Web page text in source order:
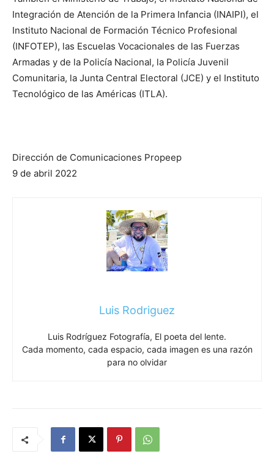
Integración de Atención de la Primera Infancia (INAIPI), el
Instituto Nacional de Formación Técnico Profesional
(INFOTEP), las Escuelas Vocacionales de las Fuerzas
Armadas y de la Policía Nacional, la Policía Juvenil
Comunitaria, la Junta Central Electoral (JCE) y el Instituto
Tecnológico de las Américas (ITLA).
Dirección de Comunicaciones Propeep
9 de abril 2022
Luis Rodriguez
Luis Rodríguez Fotografía, El poeta del lente.
Cada momento, cada espacio, cada imagen es una razón
para no olvidar